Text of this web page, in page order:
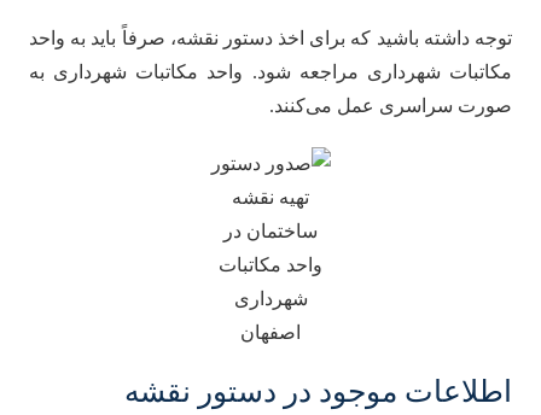
توجه داشته باشید که برای اخذ دستور نقشه، صرفاً باید به واحد
مکاتبات شهرداری مراجعه شود. واحد مکاتبات شهرداری به‌
صورت سراسری عمل می‌کنند.
اطلاعات موجود در دستور نقشه